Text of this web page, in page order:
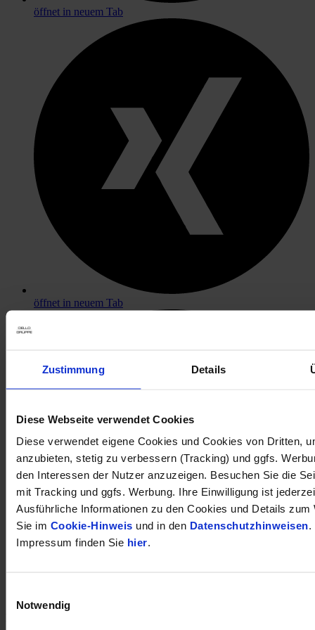
Zustimmung Details
Diese Webseite verwendet Cookies
Diese verwendet eigene Cookies und Cookies von Dritten,
anzubieten, stetig zu verbessern (Tracking) und ggfs.
den Interessen der Nutzer anzuzeigen. Besuchen Sie die
mit Tracking und ggfs. Werbung. Ihre Einwilligung ist
Ausführliche Informationen zu den Cookies und Details zum
Sie im Cookie-Hinweis und in den Datenschutzhinweisen.
Impressum finden Sie hier.
Notwendig
öffnet in neuem Tab
öffnet in neuem Tab